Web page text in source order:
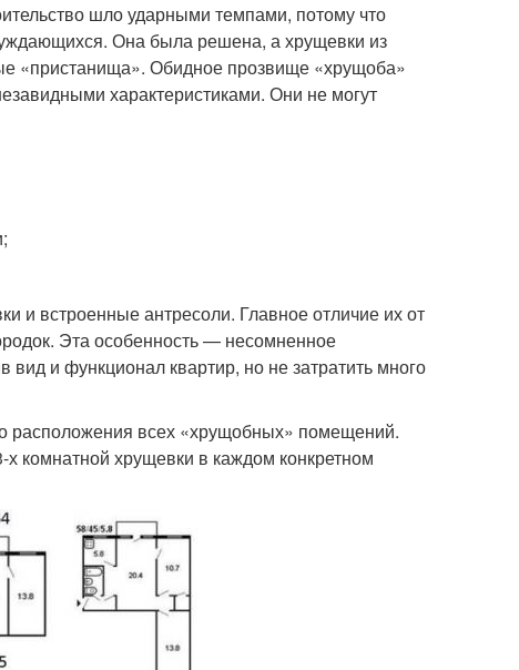
шло ударными темпами, потому что
Она была решена, а хрущевки из
«пристанища». Обидное прозвище «хрущоба»
характеристиками. Они не могут
и встроенные антресоли. Главное отличие их от
Эта особенность — несомненное
вид и функционал квартир, но не затратить много
расположения всех «хрущобных» помещений.
х комнатной хрущевки в каждом конкретном